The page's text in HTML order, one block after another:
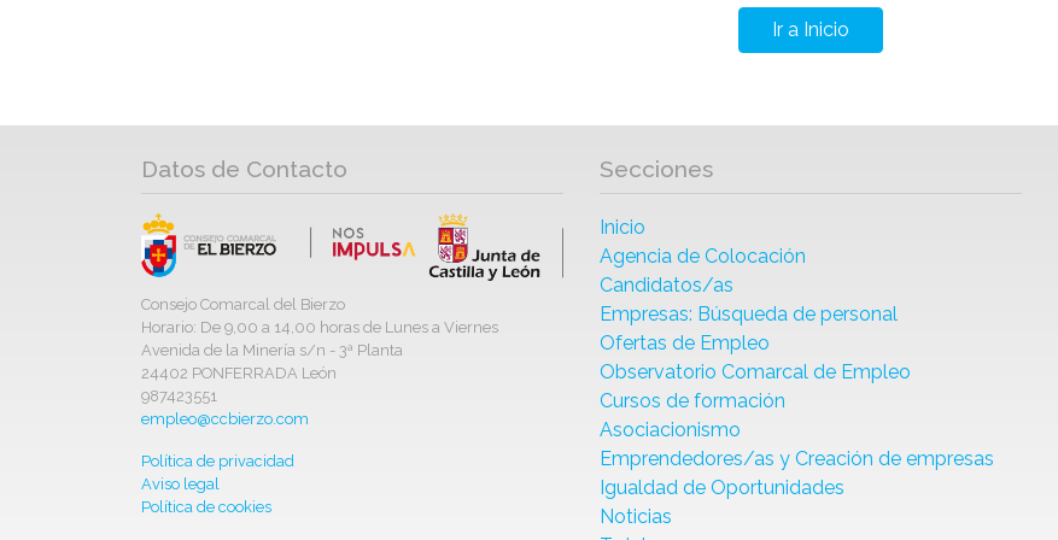
Ir a Inicio
Datos de Contacto
Consejo Comarcal del Bierzo
Horario: De 9,00 a 14,00 horas de Lunes a Viernes
Avenida de la Minería s/n - 3ª Planta
24402 PONFERRADA León
987423551
empleo@ccbierzo.com
Política de privacidad
Aviso legal
Política de cookies
Secciones
Inicio
Agencia de Colocación
Candidatos/as
Empresas: Búsqueda de personal
Ofertas de Empleo
Observatorio Comarcal de Empleo
Cursos de formación
Asociacionismo
Emprendedores/as y Creación de empresas
Igualdad de Oportunidades
Noticias